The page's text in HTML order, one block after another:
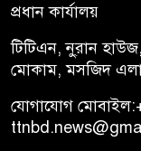
প্রধান কার্যালয়
টিটিএন, নু্রান
মোকাম, মসজিদ
যোগাযোগ মোবাইল: